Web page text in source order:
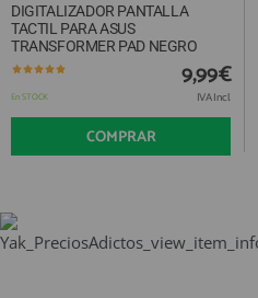
DIGITALIZADOR PANTALLA
TACTIL PARA ASUS
TRANSFORMER PAD NEGRO
En STOCK
9,99€
IVA Incl.
COMPRAR